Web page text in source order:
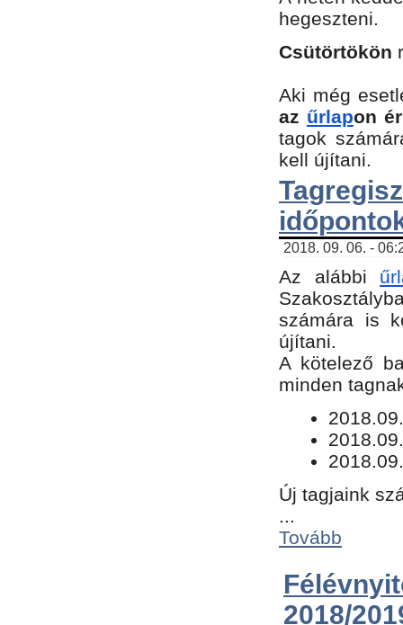
hegeszteni.
Csütörtökön
Aki még
az űrlapon
tagok
kell újítani.
2018. 09. 06. -
Az alábbi
számára is
újítani.
​A kötelező
minden
Új tagjaink
...
Tovább
2018/